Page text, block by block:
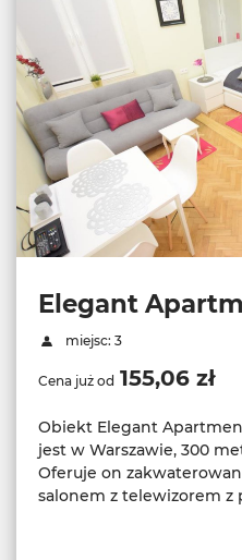
Elegant
miejsc: 3
Cena już od 155,06 zł
Obiekt Elegant
jest w Warszawie, 300
Oferuje on
salonem z telewizorem z